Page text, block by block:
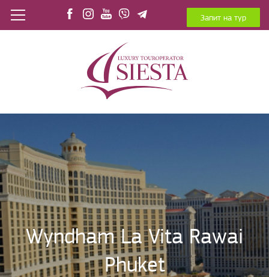
Запит на тур
Wyndham La Vita Rawai
Phuket